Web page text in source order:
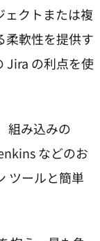
ェクトまたは複
柔軟性を提供す
Jira の利点を使
組み込みの
などのお
ツールと簡単